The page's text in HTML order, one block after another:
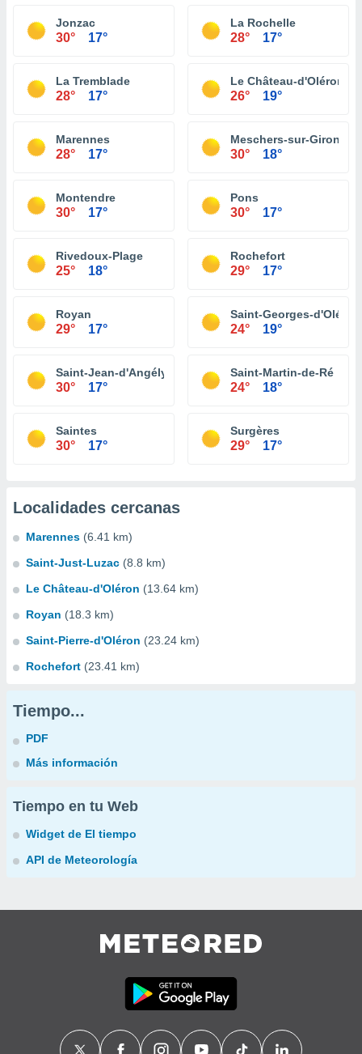
Jonzac
30° 17°
La Rochelle
28° 17°
La Tremblade
28° 17°
Le Château-d'Oléron
26° 19°
Marennes
28° 17°
Meschers-sur-Gironde
30° 18°
Montendre
30° 17°
Pons
30° 17°
Rivedoux-Plage
25° 18°
Rochefort
29° 17°
Royan
29° 17°
Saint-Georges-d'Oléron
24° 19°
Saint-Jean-d'Angély
30° 17°
Saint-Martin-de-Ré
24° 18°
Saintes
30° 17°
Surgères
29° 17°
Localidades cercanas
Marennes (6.41 km)
Saint-Just-Luzac (8.8 km)
Le Château-d'Oléron (13.64 km)
Royan (18.3 km)
Saint-Pierre-d'Oléron (23.24 km)
Rochefort (23.41 km)
Tiempo...
PDF
Más información
Tiempo en tu Web
Widget de El tiempo
API de Meteorología